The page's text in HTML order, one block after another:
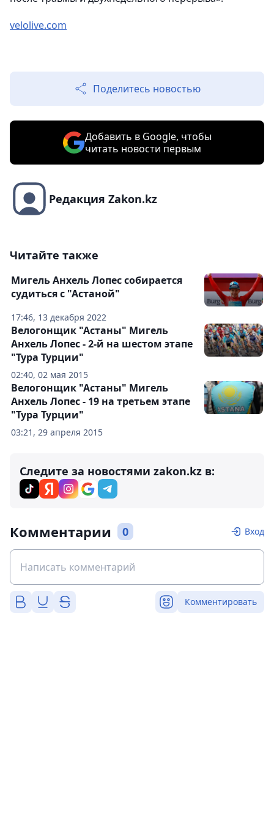
velolive.com
Поделитесь новостью
Добавить в Google, чтобы
читать новости первым
Редакция Zakon.kz
Читайте также
17:46, 13 декабря 2022
Мигель Анхель Лопес собирается
судиться с "Астаной"
02:40, 02 мая 2015
Велогонщик "Астаны" Мигель
Анхель Лопес - 2-й на шестом этапе
"Тура Турции"
03:21, 29 апреля 2015
Велогонщик "Астаны" Мигель
Анхель Лопес - 19 на третьем этапе
"Тура Турции"
Следите за новостями zakon.kz в:
Комментарии 0 Вход
Комментировать